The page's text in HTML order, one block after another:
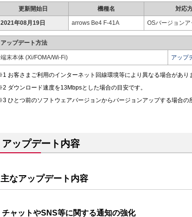
更新開始日 機種名 対応
2021年08月19日 arrows Be4 F-41A OSバージョンア
アップデート方法
端末本体 (Xi/FOMA/Wi-Fi) アップ
お客さまご利用のインターネット回線環境等により異なる場合があり
ダウンロード速度を13Mbpsとした場合の目安です。
ひとつ前のソフトウェアバージョンからバージョンアップする場合の
アップデート内容
主なアップデート内容
チャットやSNS等に関する通知の強化